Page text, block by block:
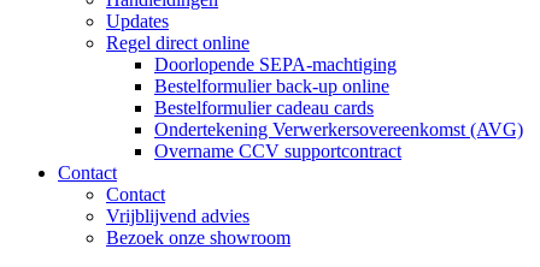
Updates
Regel direct online
Doorlopende SEPA-machtiging
Bestelformulier back-up online
Bestelformulier cadeau cards
Ondertekening Verwerkersovereenkomst (AVG)
Overname CCV supportcontract
Contact
Contact
Vrijblijvend advies
Bezoek onze showroom